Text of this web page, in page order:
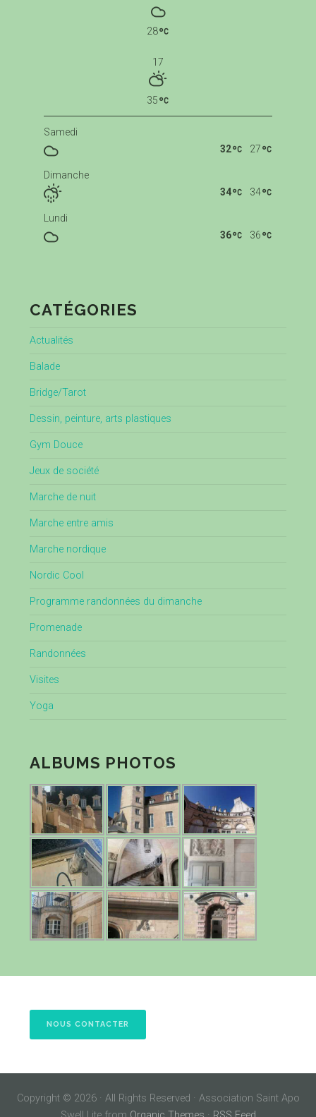
28
17
35
Samedi
27
32
Dimanche
34
34
Lundi
36
36
CATÉGORIES
Actualités
Balade
Bridge/Tarot
Dessin, peinture, arts plastiques
Gym Douce
Jeux de société
Marche de nuit
Marche entre amis
Marche nordique
Nordic Cool
Programme randonnées du dimanche
Promenade
Randonnées
Visites
Yoga
ALBUMS PHOTOS
NOUS CONTACTER
Copyright © 2026 · All Rights Reserved · Association Saint Apo